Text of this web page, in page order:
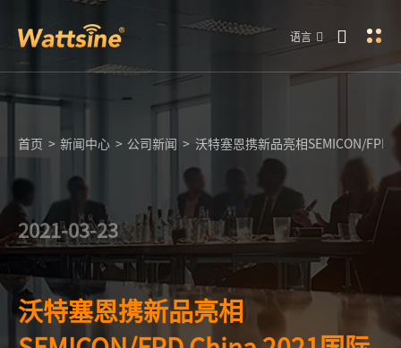
语言
首页 > 新闻中心 > 公司新闻 > 沃特塞恩携新品亮相SEMICON/FPD
2021-03-23
沃特塞恩携新品亮相